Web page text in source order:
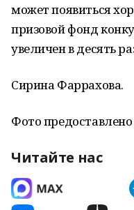
может появиться
призовой фонд
увеличен в десять
Сирина Фаррахова.
Фото
Читайте нас